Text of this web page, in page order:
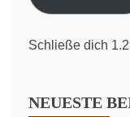
Schließe dich
NEUESTE